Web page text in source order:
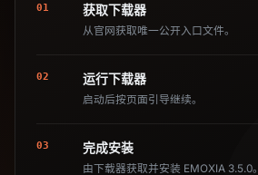
01 获取下载器
从官网获取唯一公开入口文件。
02 运行下载器
启动后按页面引导继续。
03 完成安装
由下载器获取并安装 EMOXIA 3.5.0。